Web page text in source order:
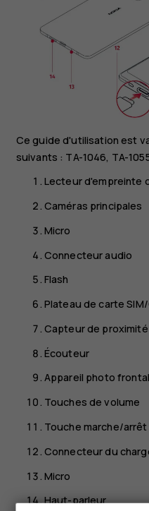
Ce guide d'utilisation est
suivants : TA-1046, TA-
Lecteur d'empreinte
Caméras principales
Micro
Connecteur audio
Flash
Plateau de carte
Capteur de proximité
Écouteur
Appareil photo frontal
Touches de volume
Touche marche/
Connecteur du
Micro
Haut-parleur